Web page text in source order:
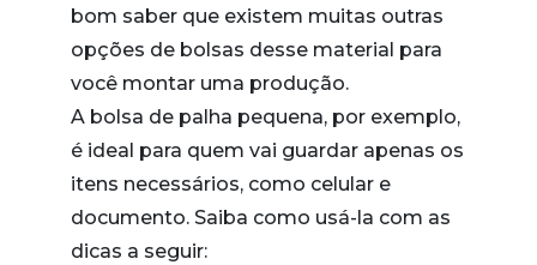
bom saber que existem muitas outras
opções de bolsas desse material para
você montar uma produção.
A bolsa de palha pequena, por exemplo,
é ideal para quem vai guardar apenas os
itens necessários, como celular e
documento. Saiba como usá-la com as
dicas a seguir: